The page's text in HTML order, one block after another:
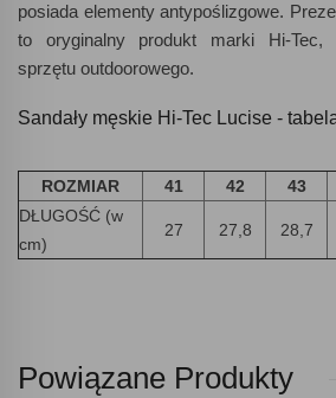
posiada elementy antypoślizgowe.
to oryginalny produkt marki Hi-Tec,
sprzętu outdoorowego.
Sandały męskie Hi-Tec Lucise -
ROZMIAR 41 42 43
DŁUGOŚĆ (w
cm)
27 27,8 28,7
Powiązane Produkty